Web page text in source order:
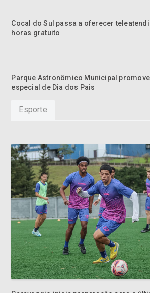
Cocal do Sul passa a oferecer
horas gratuito
Parque Astronômico Municipal
especial de Dia dos Pais
Esporte